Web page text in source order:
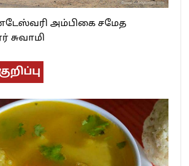
அம்பிகை சமேத